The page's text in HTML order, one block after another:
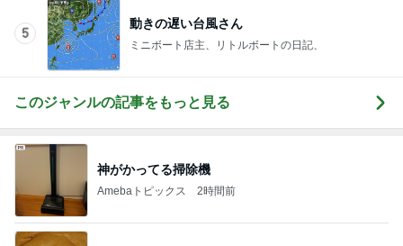
5
動きの遅い台風さん
ミニボート店主、リトルボートの日記、
このジャンルの記事をもっと見る
神がかってる掃除機
Amebaトピックス 2時間前